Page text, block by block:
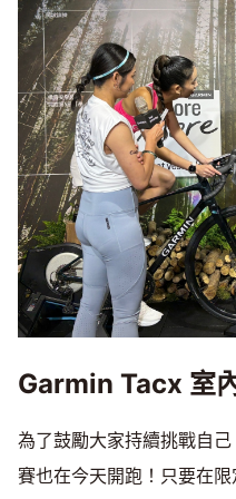
Garmin Tacx 室
為了鼓勵大家持續挑戰自
賽也在今天開跑！只要在